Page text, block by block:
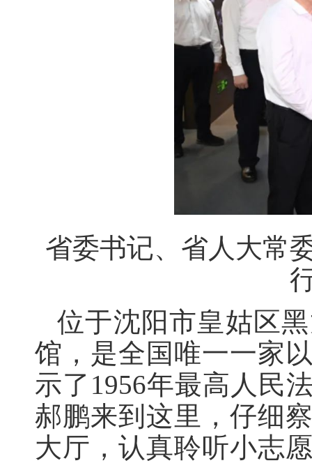
省委书记、省人大常
位于沈阳市皇姑区
馆，是全国唯一一家
示了1956年最高人民
郝鹏来到这里，仔细
大厅，认真聆听小志